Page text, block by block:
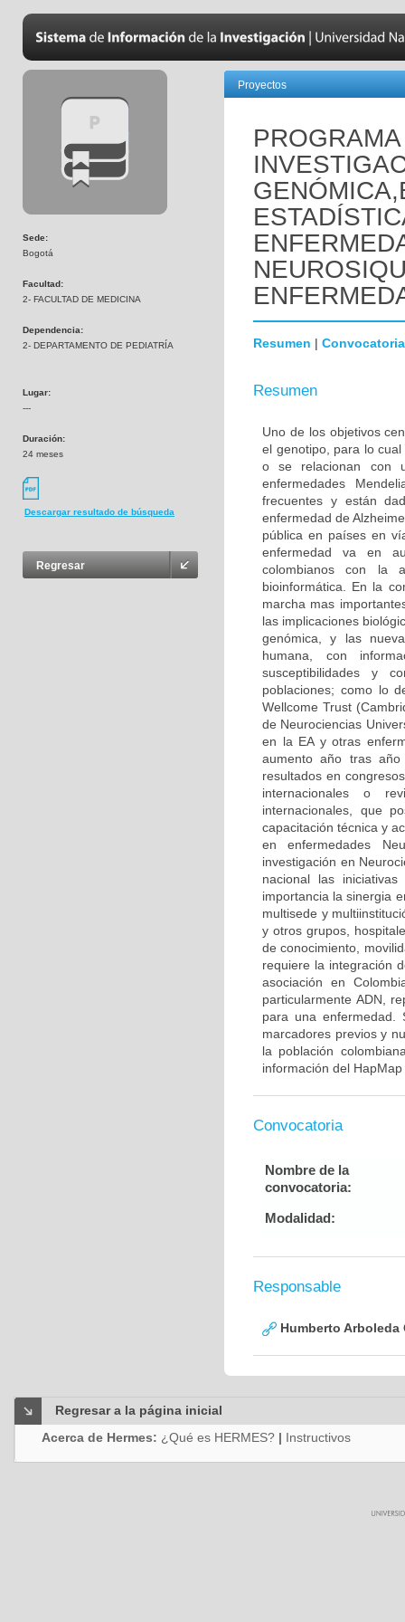
Sede:
Bogotá
Facultad:
2- FACULTAD DE MEDICINA
Dependencia:
2- DEPARTAMENTO DE PEDIATRÍA
Lugar:
---
Duración:
24 meses
Descargar resultado de búsqueda
Regresar
Proyectos
Resumen | Convocatoria
Resumen
Uno de los objetivos
el genotipo, para lo
o se relacionan con
enfermedades
frecuentes y están
enfermedad de
pública en países en
enfermedad va en
colombianos con la
bioinformática. En la
marcha mas
las implicaciones
genómica, y las
humana, con
susceptibilidades y
poblaciones; como lo
Wellcome Trust
de Neurociencias
en la EA y otras
aumento año tras año
resultados en
internacionales o
internacionales, que
capacitación técnica y
en enfermedades
investigación en
nacional las
importancia la sinergia
multisede y
y otros grupos,
de conocimiento,
requiere la integración
asociación en
particularmente ADN,
para una enfermedad.
marcadores previos y
la población
información del
Convocatoria
Nombre de la
convocatoria:
Modalidad:
Responsable
Humberto Arboleda
Regresar a la página inicial
Acerca de Hermes: ¿Qué es HERMES? | Instructivos